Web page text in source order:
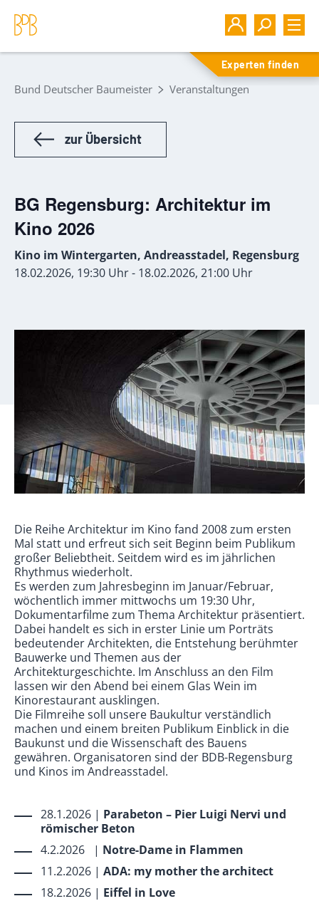
Experten finden
Bund Deutscher Baumeister Veranstaltungen
zur Übersicht
BG Regensburg: Architektur im
Kino 2026
Kino im Wintergarten, Andreasstadel, Regensburg
18.02.2026, 19:30 Uhr - 18.02.2026, 21:00 Uhr
Die Reihe Architektur im Kino fand 2008 zum ersten
Mal statt und erfreut sich seit Beginn beim Publikum
großer Beliebtheit. Seitdem wird es im jährlichen
Rhythmus wiederholt.
Es werden zum Jahresbeginn im Januar/Februar,
wöchentlich immer mittwochs um 19:30 Uhr,
Dokumentarfilme zum Thema Architektur präsentiert.
Dabei handelt es sich in erster Linie um Porträts
bedeutender Architekten, die Entstehung berühmter
Bauwerke und Themen aus der
Architekturgeschichte. Im Anschluss an den Film
lassen wir den Abend bei einem Glas Wein im
Kinorestaurant ausklingen.
Die Filmreihe soll unsere Baukultur verständlich
machen und einem breiten Publikum Einblick in die
Baukunst und die Wissenschaft des Bauens
gewähren. Organisatoren sind der BDB-Regensburg
und Kinos im Andreasstadel.
28.1.2026 | Parabeton – Pier Luigi Nervi und
römischer Beton
4.2.2026 | Notre-Dame in Flammen
11.2.2026 | ADA: my mother the architect
18.2.2026 | Eiffel in Love